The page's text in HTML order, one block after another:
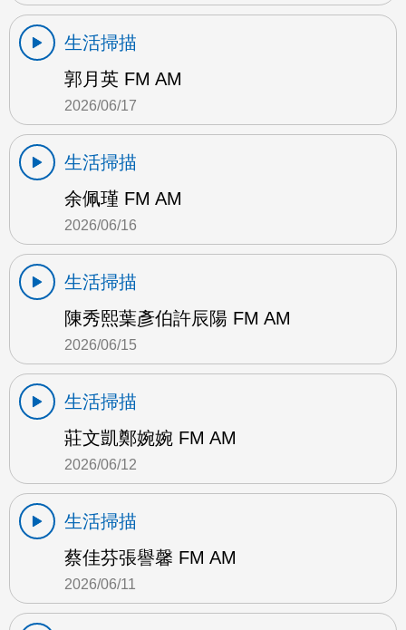
生活掃描
郭月英 FM AM
2026/06/17
生活掃描
余佩瑾 FM AM
2026/06/16
生活掃描
陳秀熙葉彥伯許辰陽 FM AM
2026/06/15
生活掃描
莊文凱鄭婉婉 FM AM
2026/06/12
生活掃描
蔡佳芬張譽馨 FM AM
2026/06/11